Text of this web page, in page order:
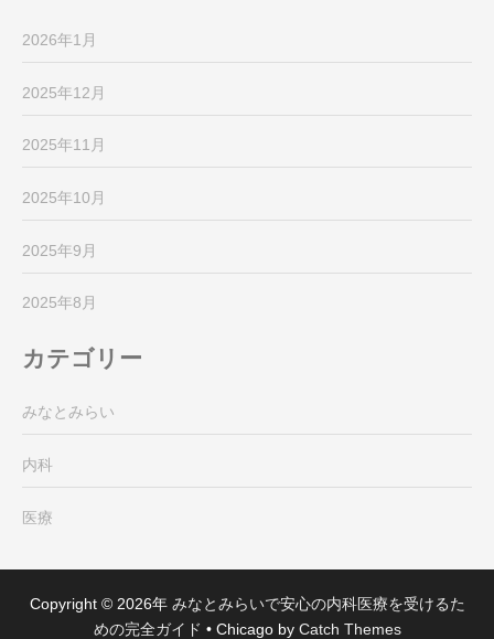
2026年1月
2025年12月
2025年11月
2025年10月
2025年9月
2025年8月
カテゴリー
みなとみらい
内科
医療
Copyright © 2026年 みなとみらいで安心の内科医療を受けるた
めの完全ガイド • Chicago by Catch Themes